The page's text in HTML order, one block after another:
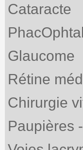
Cataracte
Glaucome
Rétine
Chirurgie
Paupières